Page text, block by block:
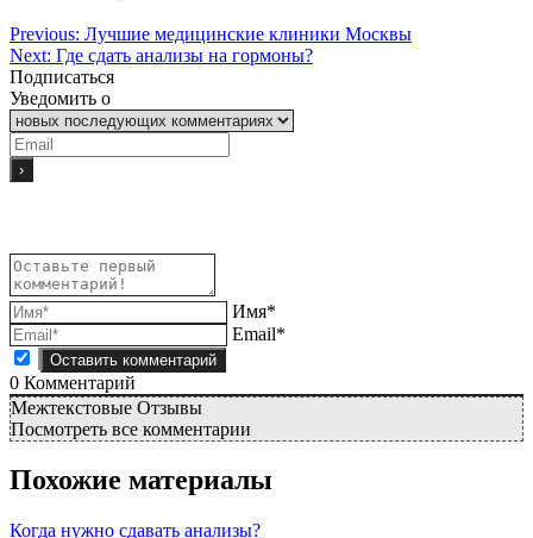
Previous: Лучшие медицинские клиники Москвы
Next: Где сдать анализы на гормоны?
Подписаться
Уведомить о
Имя*
Email*
0 Комментарий
Межтекстовые Отзывы
Посмотреть все комментарии
Похожие материалы
Когда нужно сдавать анализы?